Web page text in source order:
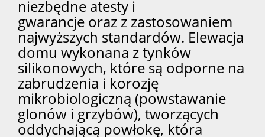
niezbędne atesty i
gwarancje oraz z zastosowaniem
najwyższych standardów. Elewacja
domu wykonana z tynków
silikonowych, które są odporne na
zabrudzenia i korozję
mikrobiologiczną (powstawanie
glonów i grzybów), tworzących
oddychającą powłokę, która